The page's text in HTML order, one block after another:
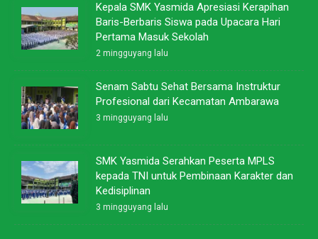
Kepala SMK Yasmida Apresiasi Kerapihan
Baris-Berbaris Siswa pada Upacara Hari
Pertama Masuk Sekolah
2 mingguyang lalu
Senam Sabtu Sehat Bersama Instruktur
Profesional dari Kecamatan Ambarawa
3 mingguyang lalu
SMK Yasmida Serahkan Peserta MPLS
kepada TNI untuk Pembinaan Karakter dan
Kedisiplinan
3 mingguyang lalu